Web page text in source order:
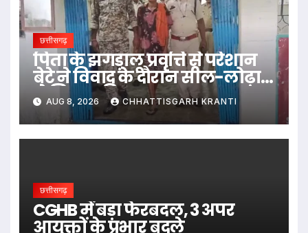
छत्तीसगढ़
पिता के झगड़ालू प्रवृत्ति से परेशान
बेटे ने विवाद के दौरान सील-लोढ़ा
से सिर पर किया वार…
AUG 8, 2026 CHHATTISGARH KRANTI
छत्तीसगढ़
CGHB में बड़ा फेरबदल, 3 अपर
आयुक्तों के प्रभार बदले